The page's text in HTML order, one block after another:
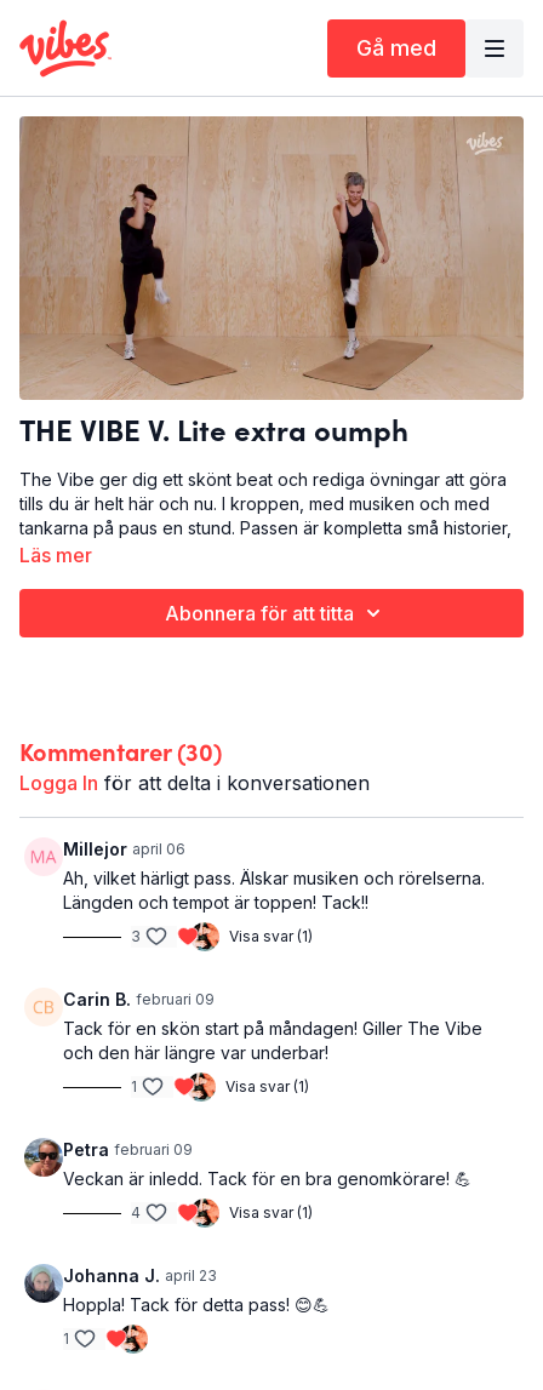
Gå med
THE VIBE V. Lite extra oumph
The Vibe ger dig ett skönt beat och rediga övningar att göra
tills du är helt här och nu. I kroppen, med musiken och med
tankarna på paus en stund. Passen är kompletta små historier,
dvs innehåller en mjukstart med uppvärmning, både flås och
The Vibe
44 minuter
Gillar du detta passet kommer du säkert gilla fler av samma
stuk, kolla in resten av
The Vibe
Läs mer
Abonnera för att titta
Kommentarer (30)
Logga In för att delta i konversationen
Millejor april 06
Ah, vilket härligt pass. Älskar musiken och rörelserna.
Längden och tempot är toppen! Tack!!
3 Visa svar (1)
Carin B. februari 09
Tack för en skön start på måndagen! Giller The Vibe
och den här längre var underbar!
1 Visa svar (1)
Petra februari 09
Veckan är inledd. Tack för en bra genomkörare! 💪
4 Visa svar (1)
Johanna J. april 23
Hoppla! Tack för detta pass! 😊💪
1